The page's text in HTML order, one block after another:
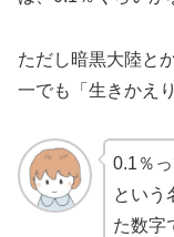
ただし暗黒大陸と
一でも「生きかえ
0.1％
という
た数字